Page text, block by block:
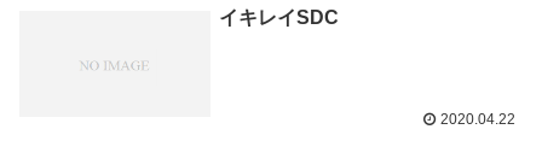
イキレイSDC
2020.04.22